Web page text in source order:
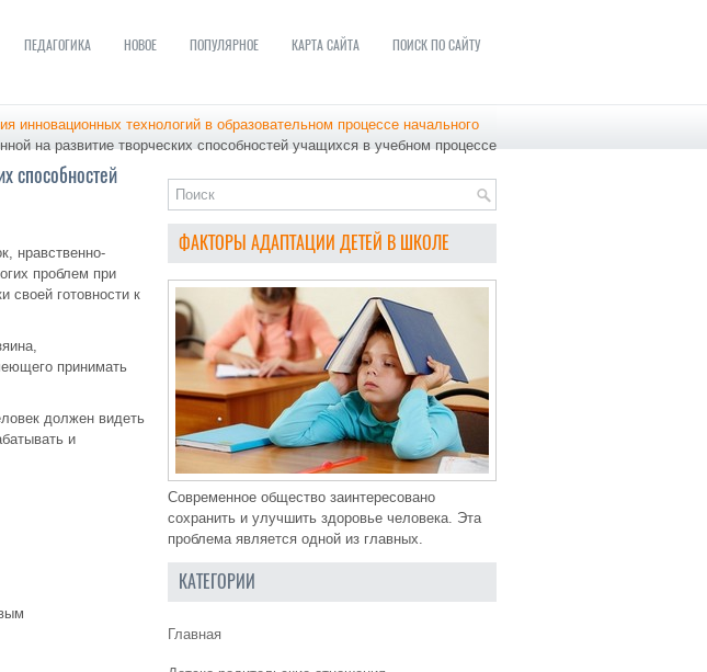
ПЕДАГОГИКА НОВОЕ ПОПУЛЯРНОЕ КАРТА САЙТА ПОИСК ПО САЙТУ
инновационных технологий в образовательном процессе начального
на развитие творческих способностей учащихся в учебном процессе
способностей
нравственно-
проблем при
своей готовности к
принимать
должен видеть
и
ФАКТОРЫ АДАПТАЦИИ ДЕТЕЙ В ШКОЛЕ
Современное общество заинтересовано
сохранить и улучшить здоровье человека. Эта
проблема является одной из главных.
КАТЕГОРИИ
Главная